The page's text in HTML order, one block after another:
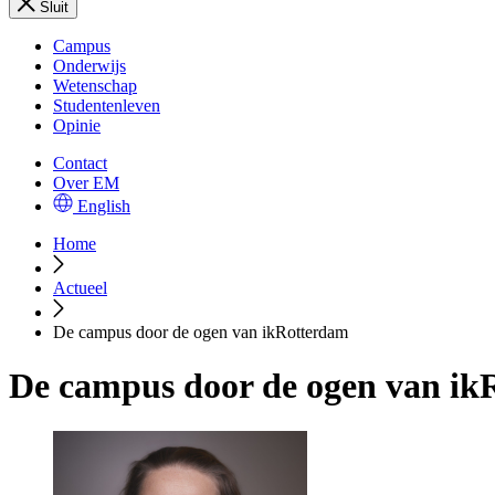
Sluit
Campus
Onderwijs
Wetenschap
Studentenleven
Opinie
Contact
Over EM
English
Home
Actueel
De campus door de ogen van ikRotterdam
De campus door de ogen van